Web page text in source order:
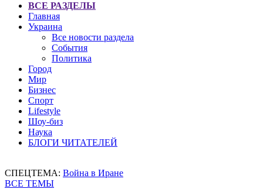
ВСЕ РАЗДЕЛЫ
Главная
Украина
Все новости раздела
События
Политика
Город
Мир
Бизнес
Спорт
Lifestyle
Шоу-биз
Наука
БЛОГИ ЧИТАТЕЛЕЙ
СПЕЦТЕМА: Война в Иране
ВСЕ ТЕМЫ